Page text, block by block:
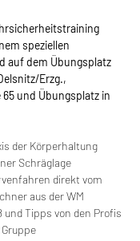
speziellen
auf dem Übungsplatz
Erzg.,
und Übungsplatz in
der Körperhaltung
Schräglage
direkt vom
aus der WM
und Tipps von den Profis